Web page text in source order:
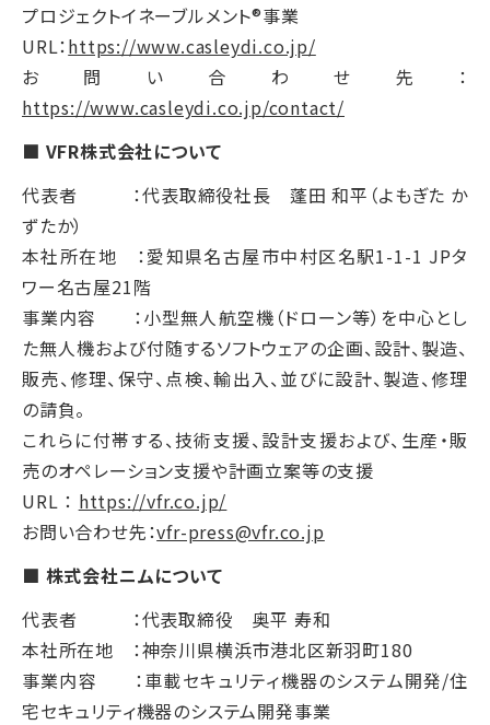
プロジェクトイネーブルメント®事業
URL：https://www.casleydi.co.jp/
お問い合わせ先：
https://www.casleydi.co.jp/contact/
■ VFR株式会社について
代表者 ：代表取締役社長 蓬田 和平（よもぎた か
ずたか）
本社所在地 ：愛知県名古屋市中村区名駅1-1-1 JPタ
ワー名古屋21階
事業内容 ：小型無人航空機（ドローン等）を中心とし
た無人機および付随するソフトウェアの企画、設計、製造、
販売、修理、保守、点検、輸出入、並びに設計、製造、修理
の請負。
これらに付帯する、技術支援、設計支援および、生産・販
売のオペレーション支援や計画立案等の支援
URL ： https://vfr.co.jp/
お問い合わせ先：vfr-press@vfr.co.jp
■ 株式会社ニムについて
代表者 ：代表取締役 奥平 寿和
本社所在地 ：神奈川県横浜市港北区新羽町180
事業内容 ：車載セキュリティ機器のシステム開発/住
宅セキュリティ機器のシステム開発事業